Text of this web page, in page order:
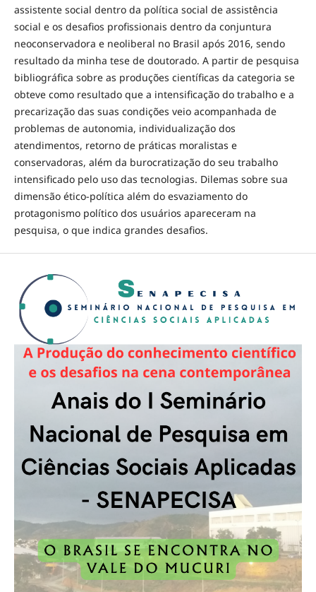
assistente social dentro da política social de assistência
social e os desafios profissionais dentro da conjuntura
neoconservadora e neoliberal no Brasil após 2016, sendo
resultado da minha tese de doutorado. A partir de pesquisa
bibliográfica sobre as produções científicas da categoria se
obteve como resultado que a intensificação do trabalho e a
precarização das suas condições veio acompanhada de
problemas de autonomia, individualização dos
atendimentos, retorno de práticas moralistas e
conservadoras, além da burocratização do seu trabalho
intensificado pelo uso das tecnologias. Dilemas sobre sua
dimensão ético-política além do esvaziamento do
protagonismo político dos usuários apareceram na
pesquisa, o que indica grandes desafios.